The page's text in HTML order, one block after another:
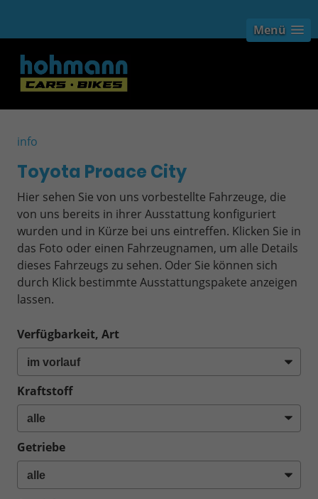
Menü
info
Toyota Proace City
Hier sehen Sie von uns vorbestellte Fahrzeuge, die
von uns bereits in ihrer Ausstattung konfiguriert
wurden und in Kürze bei uns eintreffen. Klicken Sie in
das Foto oder einen Fahrzeugnamen, um alle Details
dieses Fahrzeugs zu sehen. Oder Sie können sich
durch Klick bestimmte Ausstattungspakete anzeigen
lassen.
Verfügbarkeit, Art
Kraftstoff
Getriebe